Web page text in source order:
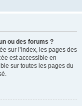
ou des forums ?
sur l’index, les pages des
est accessible en
sur toutes les pages du